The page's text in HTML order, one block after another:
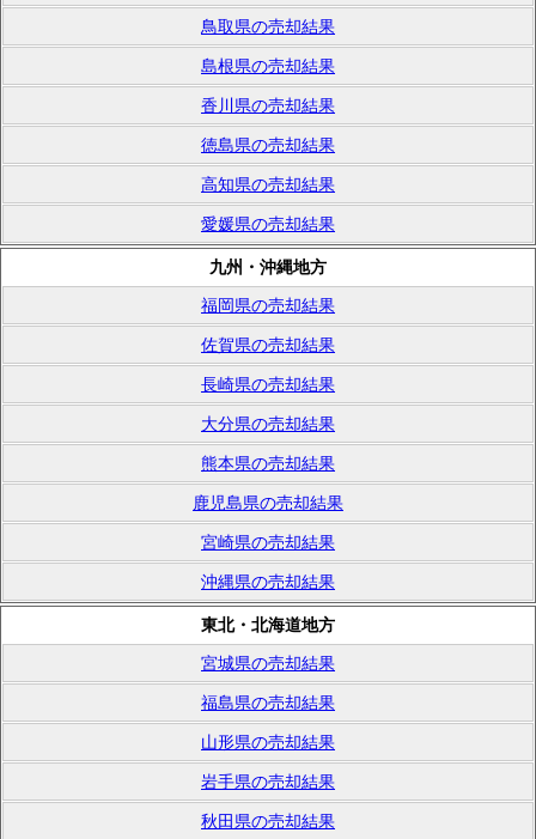
鳥取県の売却結果
島根県の売却結果
香川県の売却結果
徳島県の売却結果
高知県の売却結果
愛媛県の売却結果
九州・沖縄地方
福岡県の売却結果
佐賀県の売却結果
長崎県の売却結果
大分県の売却結果
熊本県の売却結果
鹿児島県の売却結果
宮崎県の売却結果
沖縄県の売却結果
東北・北海道地方
宮城県の売却結果
福島県の売却結果
山形県の売却結果
岩手県の売却結果
秋田県の売却結果